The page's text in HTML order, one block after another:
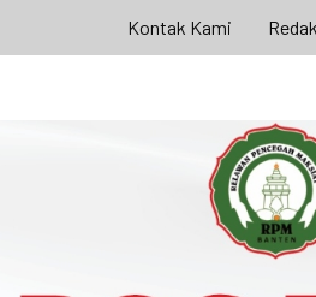
Kontak Kami